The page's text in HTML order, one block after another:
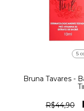
5
Bruna Tavares -
R$44,90